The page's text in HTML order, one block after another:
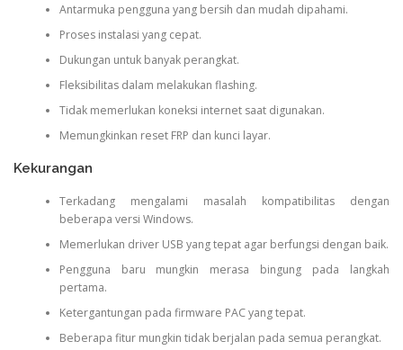
Antarmuka pengguna yang bersih dan mudah dipahami.
Proses instalasi yang cepat.
Dukungan untuk banyak perangkat.
Fleksibilitas dalam melakukan flashing.
Tidak memerlukan koneksi internet saat digunakan.
Memungkinkan reset FRP dan kunci layar.
Kekurangan
Terkadang mengalami masalah kompatibilitas dengan
beberapa versi Windows.
Memerlukan driver USB yang tepat agar berfungsi dengan baik.
Pengguna baru mungkin merasa bingung pada langkah
pertama.
Ketergantungan pada firmware PAC yang tepat.
Beberapa fitur mungkin tidak berjalan pada semua perangkat.